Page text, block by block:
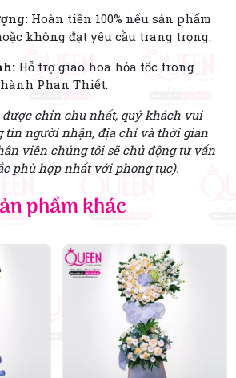
Hoàn tiền 100% nếu sản phẩm
không đạt yêu cầu trang trọng.
Hỗ trợ giao hoa hỏa tốc trong
Phan Thiết.
được chỉn chu nhất, quý khách vui
tin người nhận, địa chỉ và thời gian
viên chúng tôi sẽ chủ động tư vấn
phù hợp nhất với phong tục).
phẩm khác